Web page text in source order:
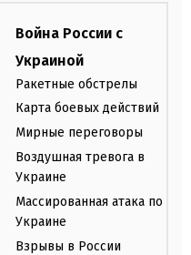
Война России с
Украиной
Ракетные обстрелы
Карта боевых действий
Мирные переговоры
Воздушная тревога в
Украине
Массированная атака по
Украине
Взрывы в России